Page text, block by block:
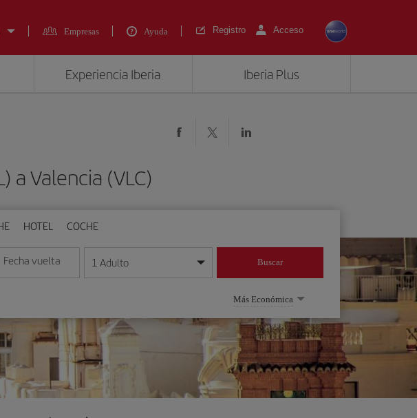
Empresas Ayuda Registro Acceso
Experiencia Iberia Iberia Plus
a Valencia (VLC)
HOTEL COCHE
día/mes/año
Fecha vuelta
la fecha en formato día/mes/año
1 Adulto Buscar
Más Económica